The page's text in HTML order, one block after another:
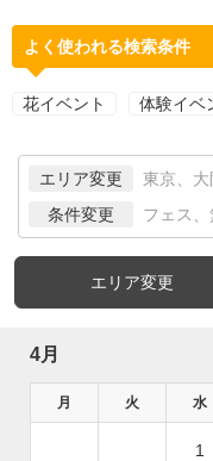
よく使われる検索条件
花イベント 体験イベ
エリア変更 東京、大
条件変更 フェス、
エリア変更
4月
月 火 水
1